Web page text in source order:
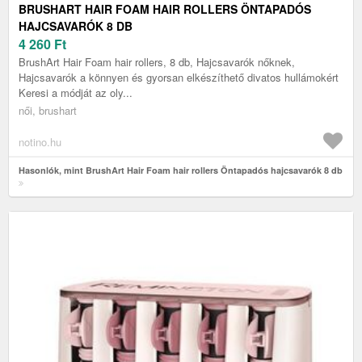
BRUSHART HAIR FOAM HAIR ROLLERS ÖNTAPADÓS
HAJCSAVARÓK 8 DB
4 260 Ft
BrushArt Hair Foam hair rollers, 8 db, Hajcsavarók nőknek,
Hajcsavarók a könnyen és gyorsan elkészíthető divatos hullámokért
Keresi a módját az oly...
női, brushart
notino.hu
Hasonlók, mint BrushArt Hair Foam hair rollers Öntapadós hajcsavarók 8 db